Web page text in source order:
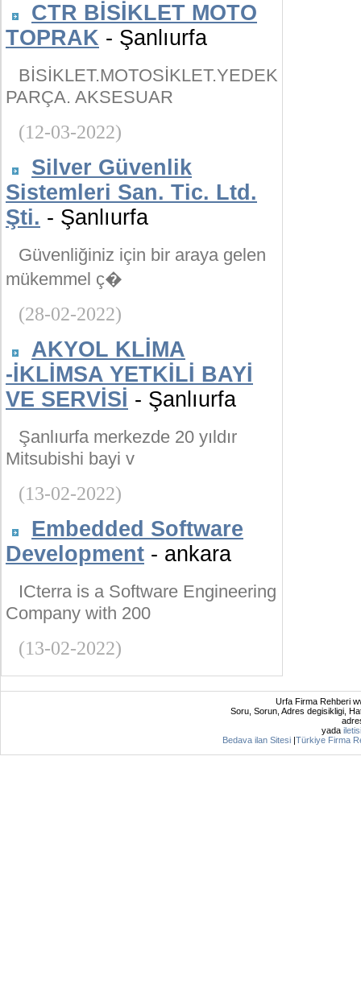
CTR BİSİKLET MOTO
TOPRAK - Şanlıurfa
BİSİKLET.MOTOSİKLET.YEDEK
PARÇA. AKSESUAR
(12-03-2022)
Silver Güvenlik
Sistemleri San. Tic. Ltd.
Şti. - Şanlıurfa
Güvenliğiniz için bir araya gelen
mükemmel ç�
(28-02-2022)
AKYOL KLİMA
-İKLİMSA YETKİLİ BAYİ
VE SERVİSİ - Şanlıurfa
Şanlıurfa merkezde 20 yıldır
Mitsubishi bayi v
(13-02-2022)
Embedded Software
Development - ankara
ICterra is a Software Engineering
Company with 200
(13-02-2022)
Urfa Firma Rehberi
Soru, Sorun, Adres degisikligi,
yada
Bedava ilan Sitesi |Türkiye Firma